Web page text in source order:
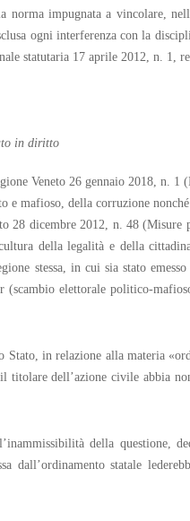
impugnata a vincolare,
ogni interferenza con la
statutaria 17 aprile 2012, n. 1,
in diritto
Veneto 26 gennaio 2018, n.
mafioso, della corruzione
28 dicembre 2012, n. 48
della legalità e della
stessa, in cui sia stato
elettorale politico-
in relazione alla materia
titolare dell’azione civile abbia
della questione,
statale